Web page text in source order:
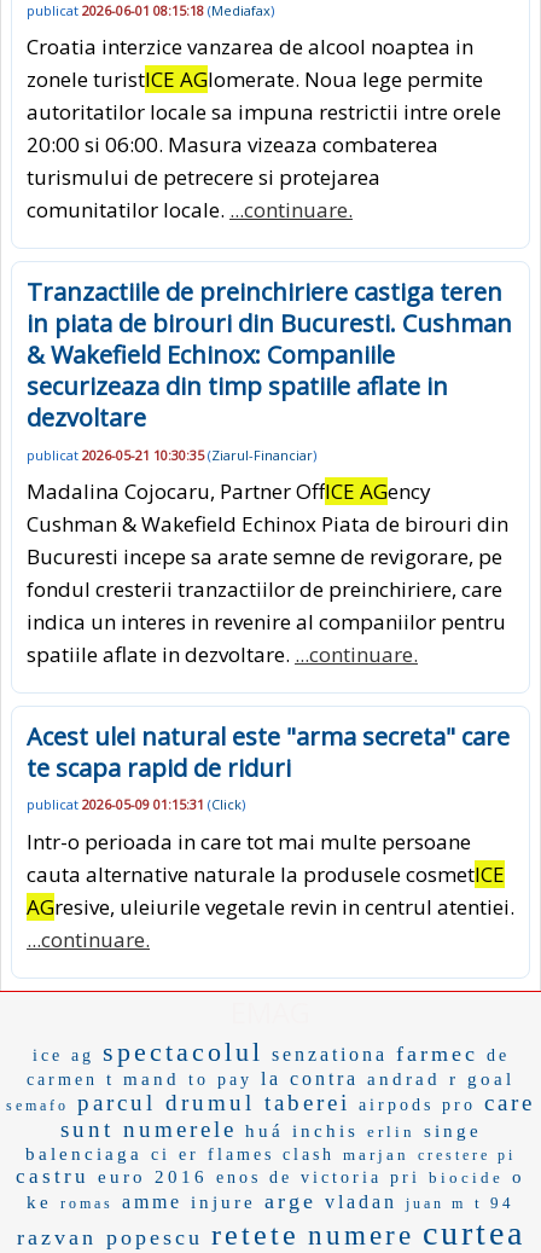
publicat 2026-06-01 08:15:18 (Mediafax)
Croatia interzice vanzarea de alcool noaptea in
zonele turistICE AGlomerate. Noua lege permite
autoritatilor locale sa impuna restrictii intre orele
20:00 si 06:00. Masura vizeaza combaterea
turismului de petrecere si protejarea
comunitatilor locale. ...continuare.
Tranzactiile de preinchiriere castiga teren
in piata de birouri din Bucuresti. Cushman
& Wakefield Echinox: Companiile
securizeaza din timp spatiile aflate in
dezvoltare
publicat 2026-05-21 10:30:35(Ziarul-Financiar)
Madalina Cojocaru, Partner OffICE AGency
Cushman & Wakefield Echinox Piata de birouri din
Bucuresti incepe sa arate semne de revigorare, pe
fondul cresterii tranzactiilor de preinchiriere, care
indica un interes in revenire al companiilor pentru
spatiile aflate in dezvoltare. ...continuare.
Acest ulei natural este "arma secreta" care
te scapa rapid de riduri
publicat 2026-05-09 01:15:31 (Click)
Intr-o perioada in care tot mai multe persoane
cauta alternative naturale la produsele cosmetICE
AGresive, uleiurile vegetale revin in centrul atentiei.
...continuare.
ice ag spectacolul senzationa farmec
de
carmen
t mand to pay la contra andrad r goal
semafo parcul drumul taberei airpods pro
care
sunt numerele
huá inchis erlin
singe
balenciaga
ci er flames clash marjan crestere pi
castru euro 2016 enos de victoria pri biocide
o
ke
romas amme injure arge vladan juan m t 94
razvan popescu retete numere curtea